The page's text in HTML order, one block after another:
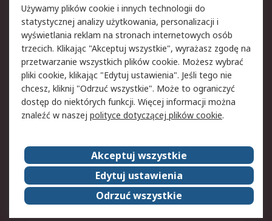
Aspekty prawne
Bezpieczeństwo e-
maila
Polityka dotycząca
plików cookie
Polityka prywatności
Użytkowanie witryny
Zastrzeżenia prawne
Warunki Sprzedaży
Kontakt
O firmie RS
RS na świecie
Kariera
Nagrody dla RS
ESG
Używamy plików cookie i innych technologii do
statystycznej analizy użytkowania, personalizacji i
wyświetlania reklam na stronach internetowych osób
trzecich. Klikając "Akceptuj wszystkie", wyrażasz zgodę na
przetwarzanie wszystkich plików cookie. Możesz wybrać
pliki cookie, klikając "Edytuj ustawienia". Jeśli tego nie
chcesz, kliknij "Odrzuć wszystkie". Może to ograniczyć
dostęp do niektórych funkcji. Więcej informacji można
znaleźć w naszej polityce dotyczącej plików cookie.
Akceptuj wszystkie
Edytuj ustawienia
Odrzuć wszystkie